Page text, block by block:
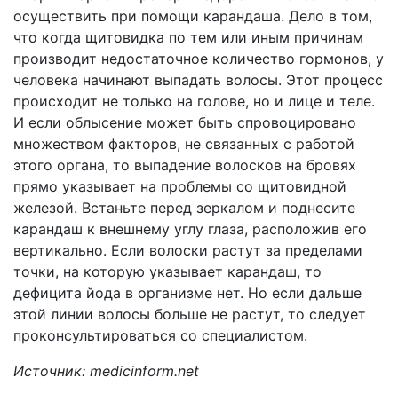
осуществить при помощи карандаша. Дело в том,
что когда щитовидка по тем или иным причинам
производит недостаточное количество гормонов, у
человека начинают выпадать волосы. Этот процесс
происходит не только на голове, но и лице и теле.
И если облысение может быть спровоцировано
множеством факторов, не связанных с работой
этого органа, то выпадение волосков на бровях
прямо указывает на проблемы со щитовидной
железой. Встаньте перед зеркалом и поднесите
карандаш к внешнему углу глаза, расположив его
вертикально. Если волоски растут за пределами
точки, на которую указывает карандаш, то
дефицита йода в организме нет. Но если дальше
этой линии волосы больше не растут, то следует
проконсультироваться со специалистом.
Источник: medicinform.net